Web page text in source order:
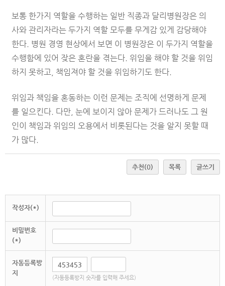
보통 한가지 역할을 수행하는 일반 직종과 달리병원장은 의
사와 관리자라는 두가지 역할 모두를 무게감 있게 감당해야
한다. 병원 경영 현상에서 보면 이 병원장은 이 두가지 역할을
수행함에 있어 잦은 혼란을 겪는다. 위임을 해야 할 것을 위임
하지 못하고, 책임져야 할 것을 위임하기도 한다.
위임과 책임을 혼동하는 이런 문제는 조직에 선명하게 문제
를 일으킨다. 다만, 눈에 보이지 않아 문제가 드러나도 그 원
인이 책임과 위임의 오용에서 비롯된다는 것을 알지 못할 때
가 많다.
추천(0) 목록 글쓰기
작성자(*)
비밀번호
(*)
자동등록방
지
(자동등록방지 숫자를 입력해 주세요)